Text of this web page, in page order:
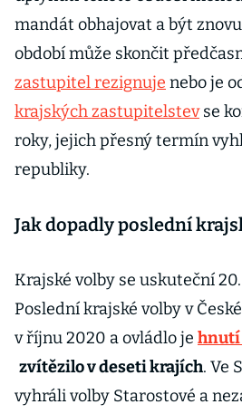
mandát obhajovat a být
období může skončit
zastupitel rezignuje nebo je
krajských zastupitelstevse
roky, jejich přesný termín
republiky.
Jak dopadly poslední
Krajské volby se uskuteční
Poslední krajské volby v
v říjnu 2020 a ovládlo je hnutí
zvítězilo v deseti krajích. Ve
vyhráli volby Starostové a